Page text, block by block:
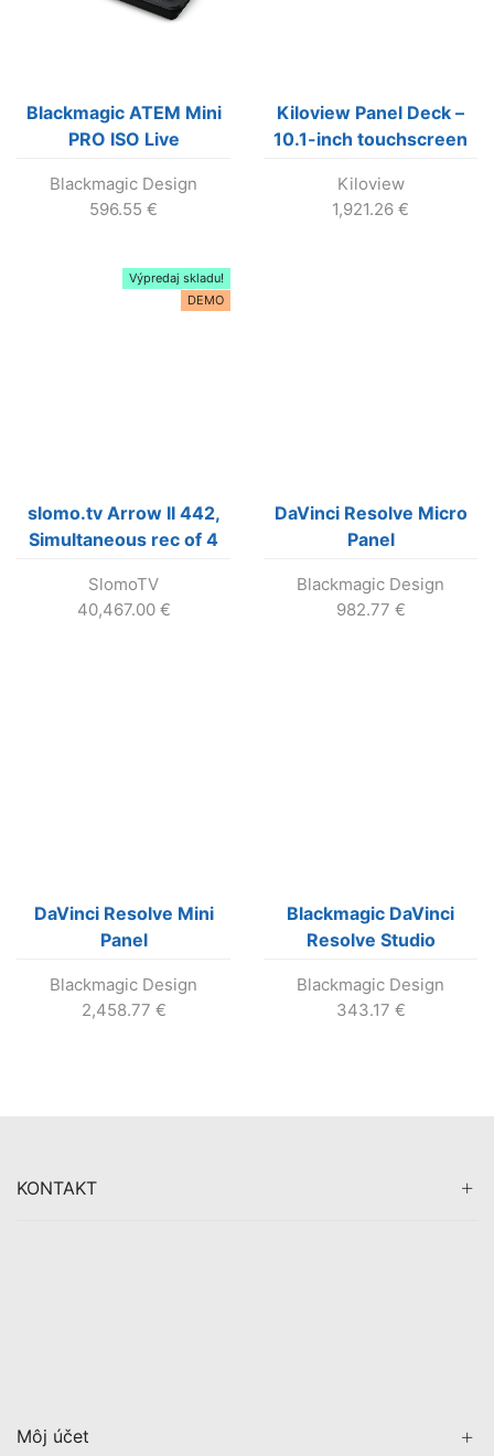
Blackmagic ATEM Mini
PRO ISO Live
ISO rekordér
Blackmagic Design
596.55 €
Kiloview Panel Deck –
10.1-inch touchscreen
2×12 keybord
Kiloview
1,921.26 €
Výpredaj skladu!
DEMO
slomo.tv Arrow II 442,
Simultaneous rec of 4
replay on 2 out.
SlomoTV
40,467.00 €
DaVinci Resolve Micro
Panel
Blackmagic Design
982.77 €
DaVinci Resolve Mini
Panel
Blackmagic Design
2,458.77 €
Blackmagic DaVinci
Resolve Studio
Blackmagic Design
343.17 €
KONTAKT
Môj účet